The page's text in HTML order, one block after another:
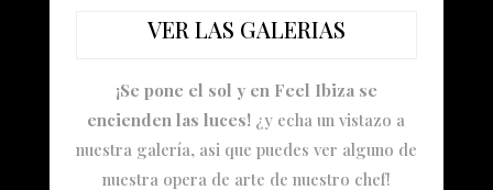
VER LAS GALERIAS
¡Se pone el sol y en Feel Ibiza se
encienden las luces! ¿y echa un vistazo a
nuestra galería, asi que puedes ver alguno de
nuestra opera de arte de nuestro chef!